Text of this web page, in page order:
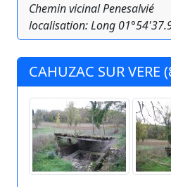
Chemin vicinal Penesalvié
localisation: Long
CAHUZAC SUR VERE